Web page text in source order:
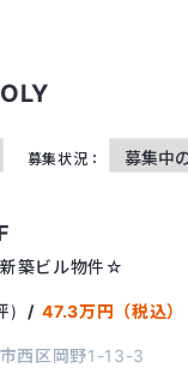
募集状況：
築ビル物件☆
) /47.3万円（税込）
西区岡野1-13-3